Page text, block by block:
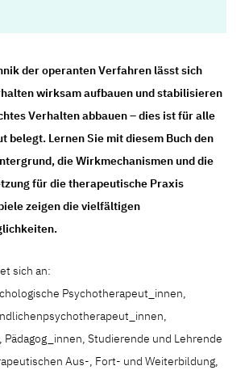
der operanten Verfahren lässt sich
wirksam aufbauen und stabilisieren
Verhalten abbauen – dies ist für alle
belegt. Lernen Sie mit diesem Buch den
die Wirkmechanismen und die
für die therapeutische Praxis
zeigen die vielfältigen
sich an:
Psychotherapeut_innen,
Pädagog_innen, Studierende und Lehrende
Aus-, Fort- und Weiterbildung,